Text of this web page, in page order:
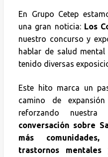
En Grupo Cetep
una gran noticia: Los
nuestro concurso y
hablar de salud
tenido diversas
Este hito marca un
camino de
reforzando
conversación sobre
más
trastornos